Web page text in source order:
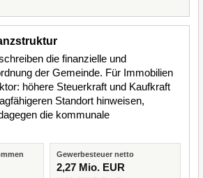
die finanzielle und
der Gemeinde. Für Immobilien
höhere Steuerkraft und Kaufkraft
Standort hinweisen,
die kommunale
Gewerbesteuer netto
2,27 Mio. EUR